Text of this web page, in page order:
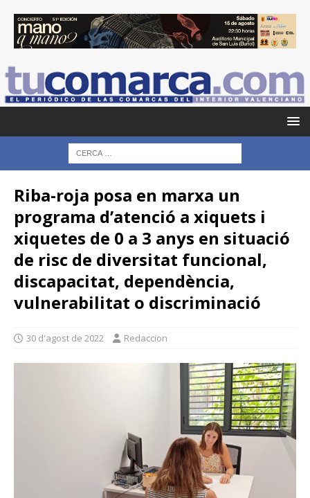
Riba-roja posa en marxa un
programa d’atenció a xiquets i
xiquetes de 0 a 3 anys en situació
de risc de diversitat funcional,
discapacitat, dependència,
vulnerabilitat o discriminació
30 d'agost de 2022 Redaccion